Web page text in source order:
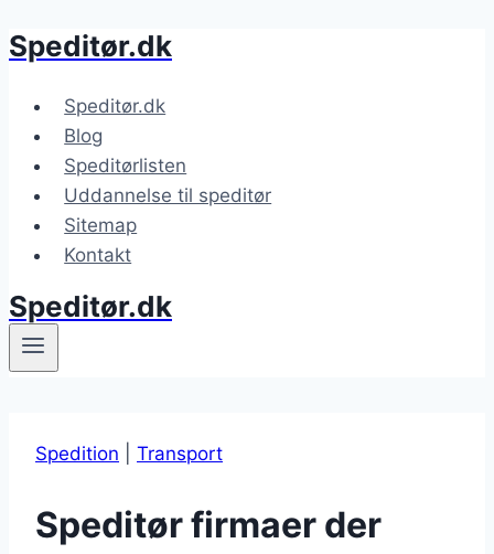
Fortsæt
indhold
Speditør.dk
Speditør.dk
Blog
Speditørlisten
Uddannelse til speditør
Sitemap
Kontakt
Speditør.dk
Spedition Transport
Speditør firmaer der